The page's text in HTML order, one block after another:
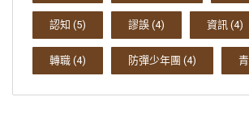
認知 (5) 謬誤 (4) 資訊 (4)
轉職 (4) 防彈少年團 (4)